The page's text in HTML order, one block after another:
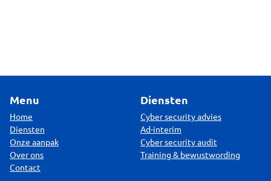
Menu
Home
Diensten
Onze aanpak
Over ons
Contact
Diensten
Cyber security advies
Ad-interim
Cyber security audit
Training & bewustwording